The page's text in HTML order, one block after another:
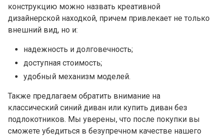
конструкцию можно назвать креативной
дизайнерской находкой, причем привлекает не только
внешний вид, но и:
надежность и долговечность;
доступная стоимость;
удобный механизм моделей.
Также предлагаем обратить внимание на
классический синий диван или купить диван без
подлокотников. Мы уверены, что после покупки вы
сможете убедиться в безупречном качестве нашего